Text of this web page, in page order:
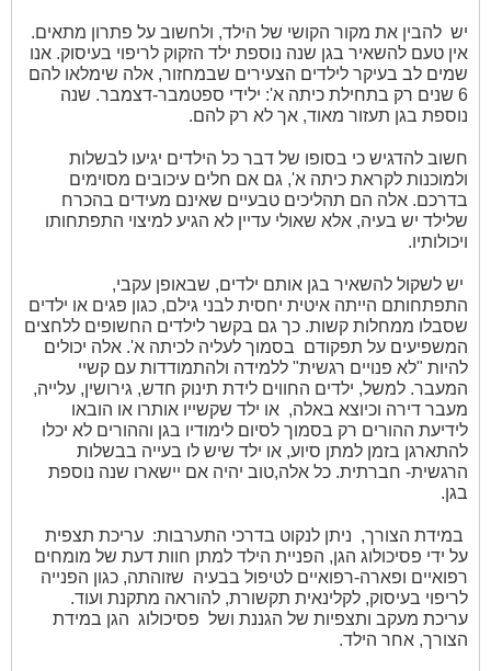
יש להבין את מקור הקושי של הילד, ולחשוב על פתרון מתאים.
אין טעם להשאיר בגן שנה נוספת ילד הזקוק לריפוי בעיסוק. אנו
שמים לב בעיקר לילדים הצעירים שבמחזור, אלה שימלאו להם
6 שנים רק בתחילת כיתה א': ילידי ספטמבר-דצמבר. שנה
נוספת בגן תעזור מאוד, אך לא רק להם.
חשוב להדגיש כי בסופו של דבר כל הילדים יגיעו לבשלות
ולמוכנות לקראת כיתה א', גם אם חלים עיכובים מסוימים
בדרכם. אלה הם תהליכים טבעיים שאינם מעידים בהכרח
שלילד יש בעיה, אלא שאולי עדיין לא הגיע למיצוי התפתחותו
ויכולותיו.
יש לשקול להשאיר בגן אותם ילדים, שבאופן עקבי,
התפתחותם הייתה איטית יחסית לבני גילם, כגון פגים או ילדים
שסבלו ממחלות קשות. כך גם בקשר לילדים החשופים ללחצים
המשפיעים על תפקודם בסמוך לעליה לכיתה א'. אלה יכולים
להיות "לא פנויים רגשית" ללמידה ולהתמודדות עם קשיי
המעבר. למשל, ילדים החווים לידת תינוק חדש, גירושין, עלייה,
מעבר דירה וכיוצא באלה, או ילד שקשייו אותרו או הובאו
לידיעת ההורים רק בסמוך לסיום לימודיו בגן וההורים לא יכלו
להתארגן בזמן למתן סיוע, או ילד שיש לו בעייה בבשלות
הרגשית- חברתית. כל אלה,טוב יהיה אם יישארו שנה נוספת
בגן.
במידת הצורך, ניתן לנקוט בדרכי התערבות: עריכת תצפית
על ידי פסיכולוג הגן, הפניית הילד למתן חוות דעת של מומחים
רפואיים ופארה-רפואיים לטיפול בבעיה שזוהתה, כגון הפנייה
לריפוי בעיסוק, לקלינאית תקשורת, להוראה מתקנת ועוד.
עריכת מעקב ותצפיות של הגננת ושל פסיכולוג הגן במידת
הצורך, אחר הילד.